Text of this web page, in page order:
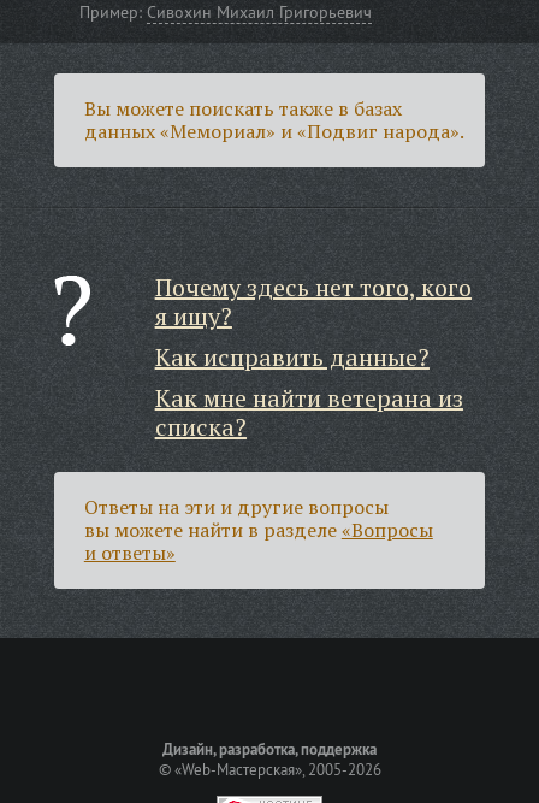
Пример:Сивохин Михаил Григорьевич
Вы можете поискать также в базах
данных «Мемориал» и «Подвиг народа».
Почему здесь нет того, кого
я ищу?
Как исправить данные?
Как мне найти ветерана из
списка?
Ответы на эти и другие вопросы
вы можете найти в разделе«Вопросы
и ответы»
Дизайн, разработка, поддержка
©«Web-Мастерская», 2005-2026